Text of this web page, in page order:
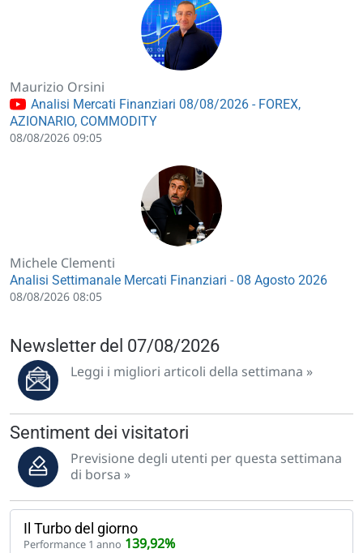
Maurizio Orsini
Analisi Mercati Finanziari 08/08/2026 - FOREX,
AZIONARIO, COMMODITY
08/08/2026 09:05
Michele Clementi
Analisi Settimanale Mercati Finanziari - 08 Agosto 2026
08/08/2026 08:05
Newsletter del 07/08/2026
Leggi i migliori articoli della settimana »
Sentiment dei visitatori
Previsione degli utenti per questa settimana
di borsa »
Il Turbo del giorno
Performance 1 anno 139,92%